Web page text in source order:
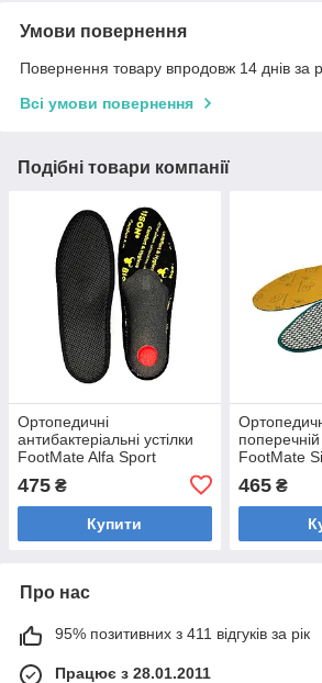
Умови повернення
Повернення товару впродовж 14 днів за
Всі умови повернення
Подібні товари компанії
Ортопедичні
антибактеріальні устілки
FootMate Alfa Sport
475 ₴
Купити
FootMate
465₴
Про нас
95% позитивних з 411 відгуків за рік
Працює з 28.01.2011